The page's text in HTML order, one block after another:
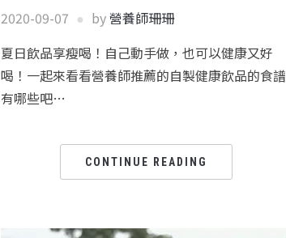
2020-09-07 by營養師珊珊
夏日飲品享瘦喝！自己動手做，也可以健康又好
喝！一起來看看營養師推薦的自製健康飲品的食譜
有哪些吧…
CONTINUE READING